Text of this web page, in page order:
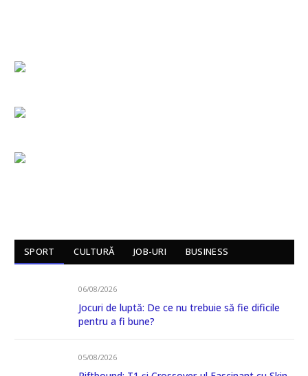
SPORT CULTURĂ JOB-URI BUSINESS
06/08/2026
Jocuri de luptă: De ce nu trebuie să fie dificile
pentru a fi bune?
05/08/2026